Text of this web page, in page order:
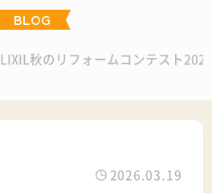
BLOG
LIXIL秋のリフォームコンテスト
2026.03.19